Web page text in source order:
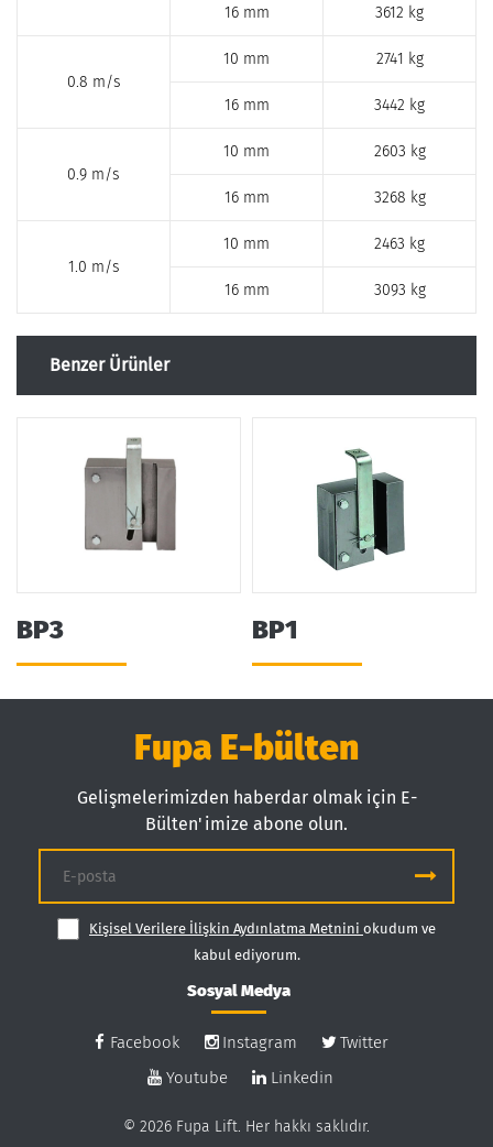
16 mm 3612 kg
0.8 m/s
10 mm 2741 kg
16 mm 3442 kg
0.9 m/s
10 mm 2603 kg
16 mm 3268 kg
1.0 m/s
10 mm 2463 kg
16 mm 3093 kg
Benzer Ürünler
BP3 BP1
Fupa E-bülten
Gelişmelerimizden haberdar olmak için E-
Bülten'imize abone olun.
Kişisel Verilere İlişkin Aydınlatma Metnini okudum ve
kabul ediyorum.
Sosyal Medya
Facebook Instagram
Twitter
Youtube
Linkedin
© 2026 Fupa Lift. Her hakkı saklıdır.